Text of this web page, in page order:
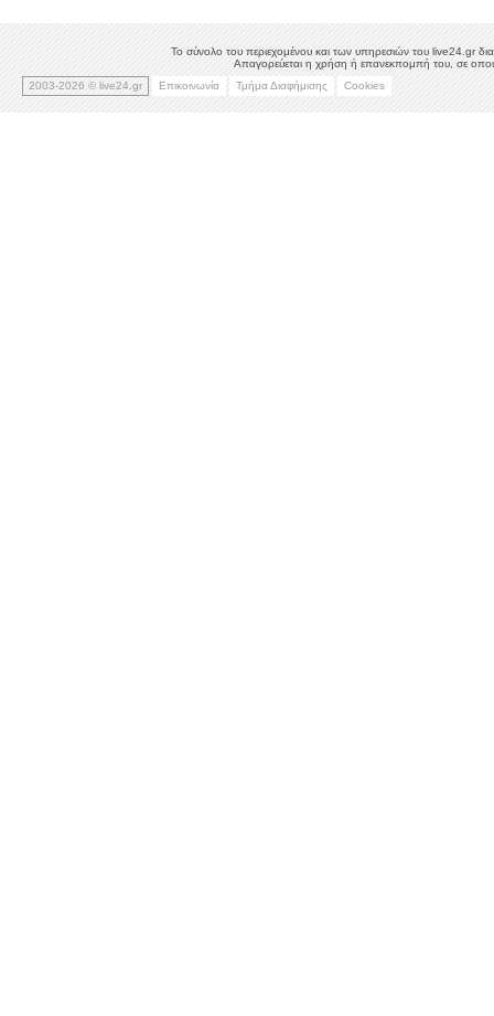
Το σύνολο του περιεχομένου και των υπηρεσιών του live24.gr
Απαγορεύεται η χρήση ή επανεκπομπή του, σε
2003-2026 © live24.gr
Επικοινωνία Τμήμα Διαφήμισης Cookies